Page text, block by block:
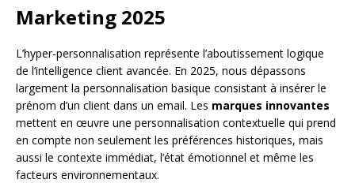
Marketing 2025
L’hyper-personnalisation représente l’aboutissement logique
de l’intelligence client avancée. En 2025, nous dépassons
largement la personnalisation basique consistant à insérer le
prénom d’un client dans un email. Les marques innovantes
mettent en œuvre une personnalisation contextuelle qui prend
en compte non seulement les préférences historiques, mais
aussi le contexte immédiat, l’état émotionnel et même les
facteurs environnementaux.